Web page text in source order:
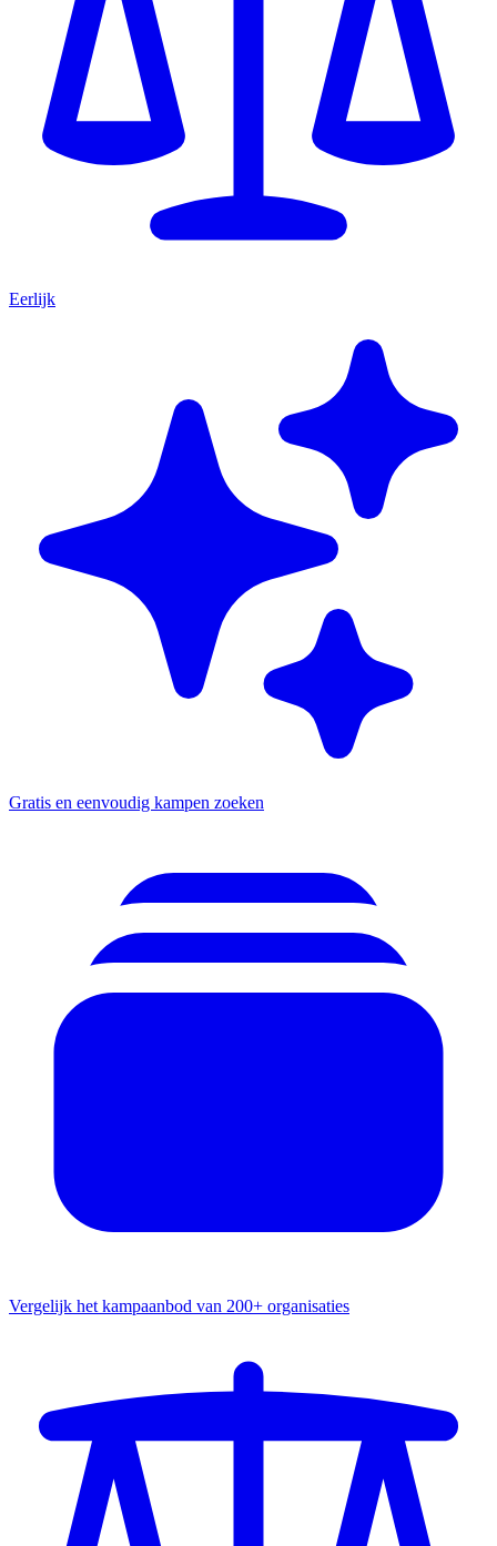
Eerlijk
Gratis en eenvoudig kampen zoeken
Vergelijk het kampaanbod van 200+ organisaties